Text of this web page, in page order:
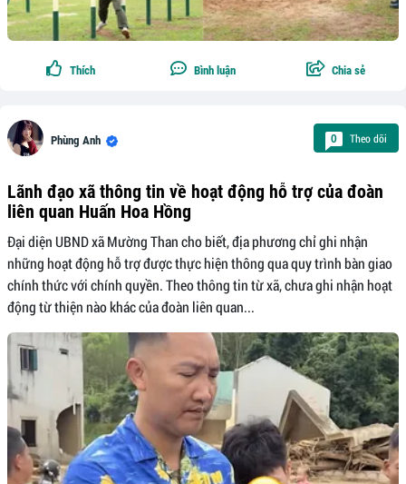
Thích Bình luận Chia sẻ
Phùng Anh 0 Theo dõi
Lãnh đạo xã thông tin về hoạt động hỗ trợ của đoàn
liên quan Huấn Hoa Hồng
Đại diện UBND xã Mường Than cho biết, địa phương chỉ ghi nhận
những hoạt động hỗ trợ được thực hiện thông qua quy trình bàn giao
chính thức với chính quyền. Theo thông tin từ xã, chưa ghi nhận hoạt
động từ thiện nào khác của đoàn liên quan...